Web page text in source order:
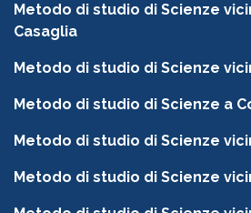
Metodo di studio di Scienze
Casaglia
Metodo di studio di Scienze
Metodo di studio di Scienze a
Metodo di studio di Scienze
Metodo di studio di Scienze